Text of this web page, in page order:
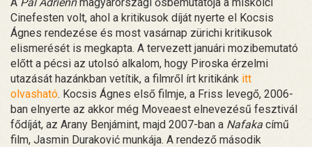
Cinefesten volt, ahol a kritikusok díját nyerte el Kocsis
Ágnes rendezése és most vasárnap zürichi kritikusok
elismerését is megkapta. A tervezett januári mozibemutató
előtt a pécsi az utolsó alkalom, hogy Piroska érzelmi
utazását hazánkban vetítik, a filmről írt kritikánk itt
olvasható. Kocsis Ágnes első filmje, a Friss levegő, 2006-
ban elnyerte az akkor még Moveaest elnevezésű fesztivál
fődíját, az Arany Benjámint, majd 2007-ban a Nafaka című
film, Jasmin Duraković munkája. A rendező második